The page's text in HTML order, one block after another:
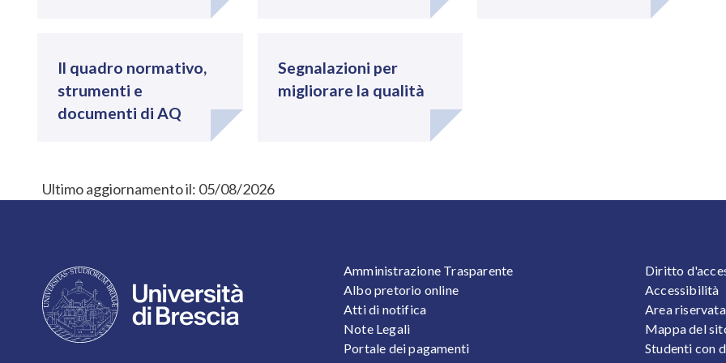
Il quadro normativo,
strumenti e
documenti di AQ
Segnalazioni per
migliorare la qualità
Ultimo aggiornamento il: 05/08/2026
FOOTER 1
Amministrazione Trasparente
Albo pretorio online
Atti di notifica
Note Legali
Portale dei pagamenti
Diritto
Accessibilità
Area riservata
Mappa del
Studenti con